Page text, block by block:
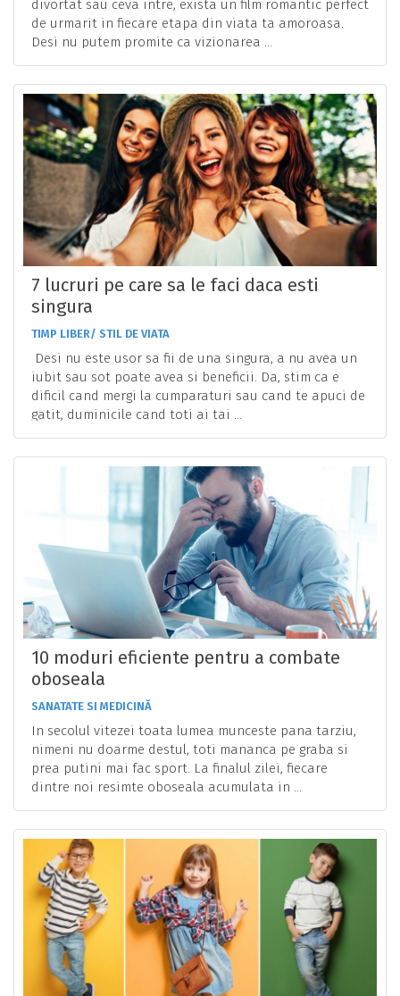
divortat sau ceva intre, exista un film romantic perfect
de urmarit in fiecare etapa din viata ta amoroasa.
Desi nu putem promite ca vizionarea ...
7 lucruri pe care sa le faci daca esti
singura
TIMP LIBER/ STIL DE VIATA
Desi nu este usor sa fii de una singura, a nu avea un
iubit sau sot poate avea si beneficii. Da, stim ca e
dificil cand mergi la cumparaturi sau cand te apuci de
gatit, duminicile cand toti ai tai ...
10 moduri eficiente pentru a combate
oboseala
SANATATE SI MEDICINĂ
In secolul vitezei toata lumea munceste pana tarziu,
nimeni nu doarme destul, toti mananca pe graba si
prea putini mai fac sport. La finalul zilei, fiecare
dintre noi resimte oboseala acumulata in ...